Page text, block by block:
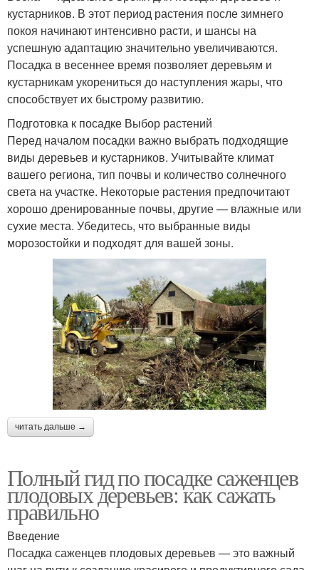
кустарников. В этот период растения после зимнего
покоя начинают интенсивно расти, и шансы на
успешную адаптацию значительно увеличиваются.
Посадка в весеннее время позволяет деревьям и
кустарникам укорениться до наступления жары, что
способствует их быстрому развитию.
Подготовка к посадке Выбор растений
Перед началом посадки важно выбрать подходящие
виды деревьев и кустарников. Учитывайте климат
вашего региона, тип почвы и количество солнечного
света на участке. Некоторые растения предпочитают
хорошо дренированные почвы, другие — влажные или
сухие места. Убедитесь, что выбранные виды
морозостойки и подходят для вашей зоны.
читать дальше →
Полный гид по посадке саженцев
плодовых деревьев: как сажать
правильно
Введение
Посадка саженцев плодовых деревьев — это важный